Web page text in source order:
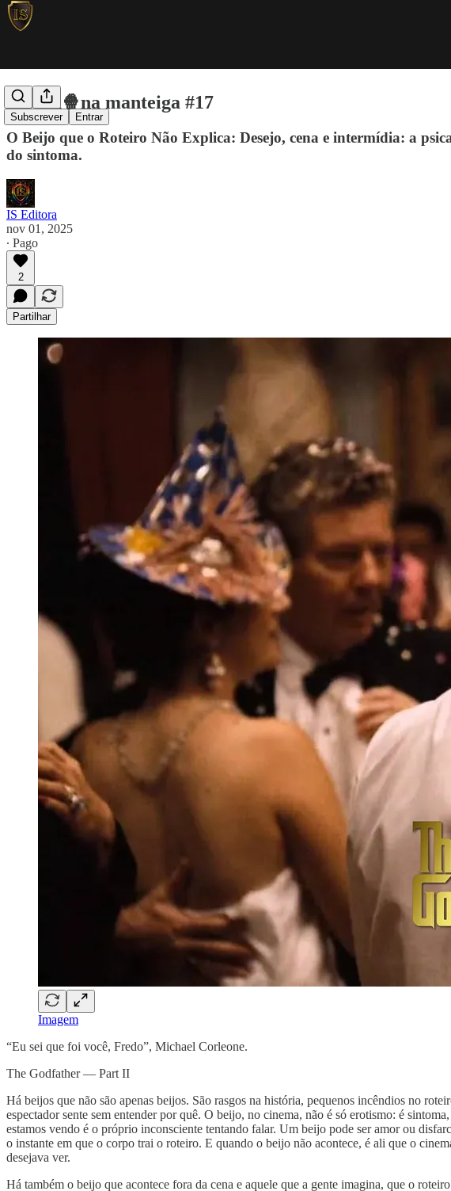
Subscrever Entrar
Pipoca🍿na manteiga #17
O Beijo que o Roteiro Não Explica: Desejo, cena e intermídia: a
do sintoma.
IS Editora
nov 01, 2025
∙ Pago
2
Partilhar
Imagem
“Eu sei que foi você, Fredo”, Michael Corleone.
The Godfather — Part II
Há beijos que não são apenas beijos. São rasgos na história, pequenos incêndios no
espectador sente sem entender por quê. O beijo, no cinema, não é só erotismo: é
estamos vendo é o próprio inconsciente tentando falar. Um beijo pode ser amor ou
o instante em que o corpo trai o roteiro. E quando o beijo não acontece, é ali que o
desejava ver.
Há também o beijo que acontece fora da cena e aquele que a gente imagina, que o